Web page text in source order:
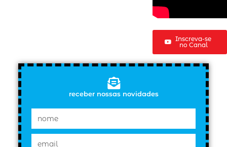
Inscreva-se
no Canal
receber nossas novidades